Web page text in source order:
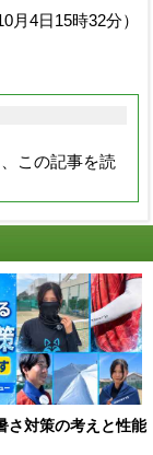
月4日15時32分）
この記事を読
さ対策の考えと性能